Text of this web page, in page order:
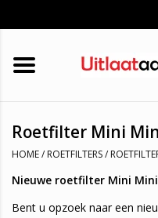
HOME
KATALYSATOREN
UNIVERSELE UITLAATDELEN
Roetfilter Mini
HOME/ ROETFILTERS/
Nieuwe roetfilter Mini Mini
Bent u opzoek naar een